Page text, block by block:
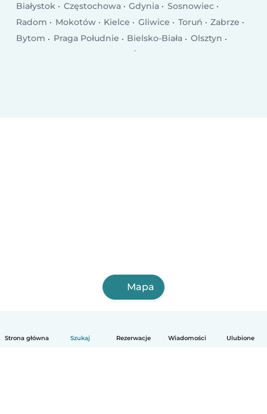
Strona główna Szukaj Rezerwacje Wiadomości Ulubione
Białystok
Częstochowa Gdynia
Sosnowiec
Radom
Mokotów Kielce Gliwice Toruń
Zabrze
Bytom
Praga Południe Bielsko-Biała
Olsztyn
Ruda Śląska
Mapa